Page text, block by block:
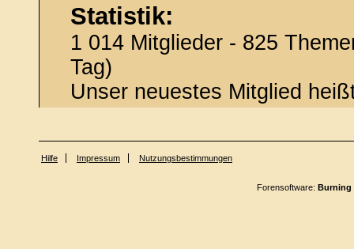
Statistik:
1 014 Mitglieder - 825
Tag)
Unser neuestes Mitglied
Hilfe Impressum Nutzungsbestimmungen
Forensoftware: Burning